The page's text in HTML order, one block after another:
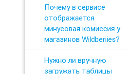
Почему в сервисе
отображается
минусовая комиссия у
магазинов Wildberiies?
Нужно ли вручную
загружать таблицы